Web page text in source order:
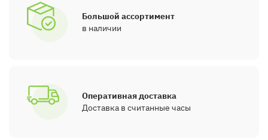
Большой ассортимент
в наличии
Оперативная доставка
Доставка в считанные часы